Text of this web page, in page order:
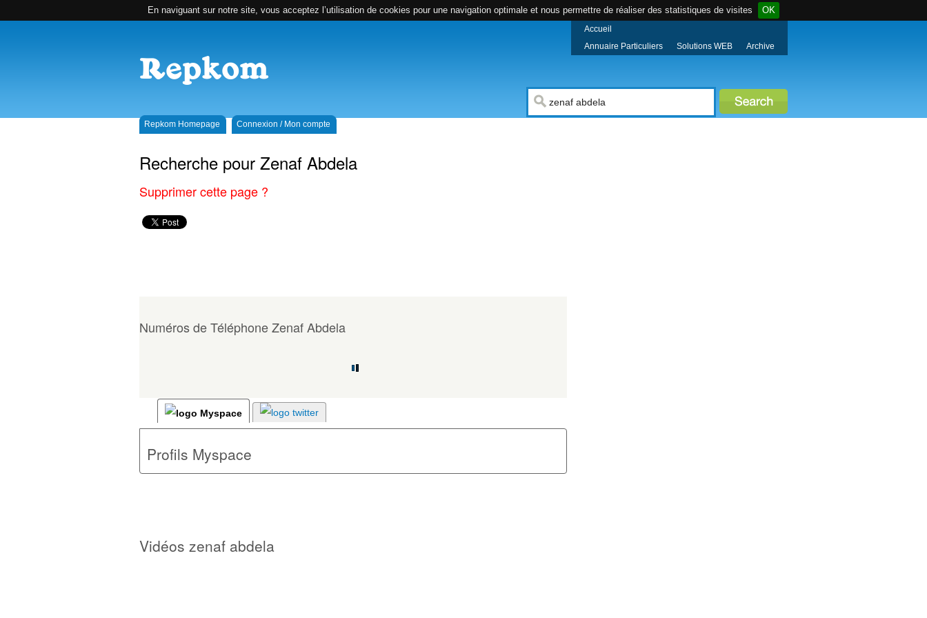
En naviguant sur notre site, vous acceptez l’utilisation de cookies pour une navigation optimale et nous permettre de réaliser des statistiques de visites OK
Accueil
Annuaire Particuliers
Solutions WEB Archive
Repkom Homepage Connexion / Mon compte
Recherche pour Zenaf Abdela
Supprimer cette page ?
Numéros de Téléphone Zenaf Abdela
Profils Myspace
Vidéos zenaf abdela